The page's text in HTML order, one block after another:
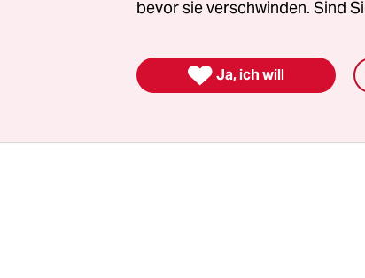
Während die Gesellschaft heute deutlich
des Landes eine homophobe
bevor sie verschwinden. Sind
 Ja, ich will